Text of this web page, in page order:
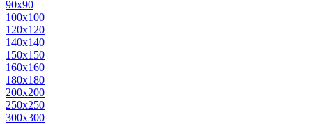
90х90
100х100
120х120
140х140
150х150
160х160
180х180
200х200
250х250
300х300